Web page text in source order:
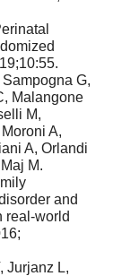
G,
Malangone
M,
A,
A, Orlandi
M.
and
real-world
Jurjanz L,